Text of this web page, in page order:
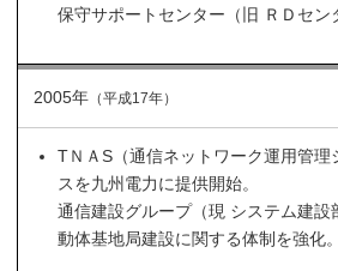
保守サポートセンター（旧 ＲＤセン
2005年（平成17年）
TＮＡS（通信ネットワーク運用管理
スを九州電力に提供開始。
通信建設グループ（現 システム建設
動体基地局建設に関する体制を強化。